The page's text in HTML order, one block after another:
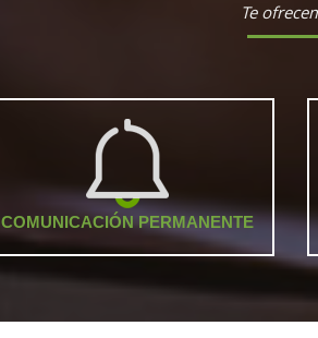
Te
COMUNICACIÓN PERMANENTE